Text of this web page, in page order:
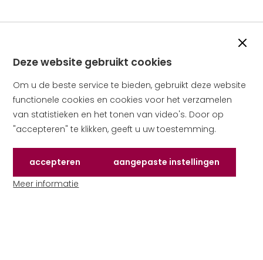
Deze website gebruikt cookies
Om u de beste service te bieden, gebruikt deze website
functionele cookies en cookies voor het verzamelen
van statistieken en het tonen van video's. Door op
"accepteren" te klikken, geeft u uw toestemming.
Accepteren
de cookies die deze website gebruikt
Aangepaste instellingen
van cookies om te
Meer informatie